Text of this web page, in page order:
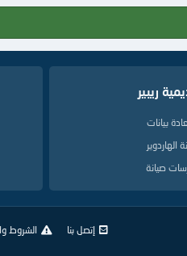
ريبير
بيانات
الهاردوير
صيانة
إتصل بنا الشروط